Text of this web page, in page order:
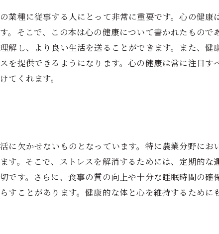
業種に従事する人にとって非常に重要です。心の健
。そこで、この本は心の健康について書かれたもの
解し、より良い生活を送ることができます。また、
を提供できるようになります。心の健康は常に注目
てくれます。
に欠かせないものとなっています。特に農業分野に
す。そこで、ストレスを解消するためには、定期的
です。さらに、食事の質の向上や十分な睡眠時間の確
すことがあります。健康的な体と心を維持するために